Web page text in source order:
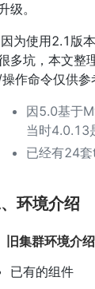
级。
为使用2.1版本
多坑，本文整
作命令仅供参
因5.0基于
当时4.0.13
已经有24
环境介绍
旧集群环境介绍
已有的组件